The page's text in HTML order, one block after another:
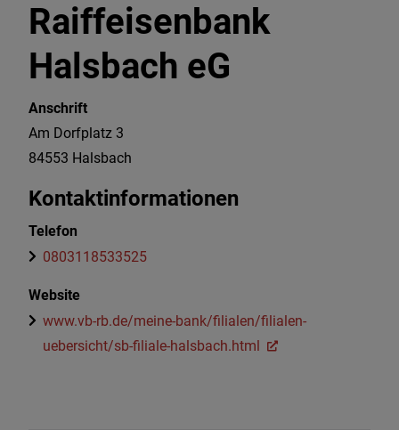
Raiffeisenbank
Halsbach eG
Anschrift
Am Dorfplatz 3
84553 Halsbach
Kontaktinformationen
Telefon
0803118533525
Website
www.vb-rb.de/meine-bank/filialen/filialen-
uebersicht/sb-filiale-halsbach.html